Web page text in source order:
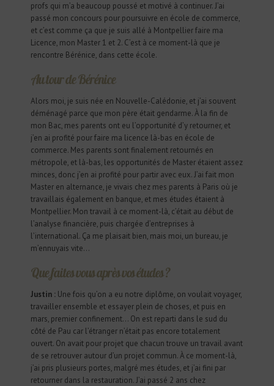
profs qui m’a beaucoup poussé et motivé à continuer. J’ai
passé mon concours pour poursuivre en école de commerce,
et c’est comme ça que je suis allé à Montpellier faire ma
Licence, mon Master 1 et 2. C’est à ce moment-là que je
rencontre Bérénice, dans cette école.
Au tour de Bérénice
Alors moi, je suis née en Nouvelle-Calédonie, et j’ai souvent
déménagé parce que mon père était gendarme. À la fin de
mon Bac, mes parents ont eu l’opportunité d’y retourner, et
j’en ai profité pour faire ma licence là-bas en école de
commerce. Mes parents sont finalement retournés en
métropole, et là-bas, les opportunités de Master étaient assez
minces, donc j’en ai profité pour partir avec eux. J’ai fait mon
Master en alternance, je vivais chez mes parents à Paris où je
travaillais également en banque, et mes études étaient à
Montpellier. Mon travail à ce moment-là, c’était au début de
l’analyse financière, puis chargée d’entreprises à
l’international. Ça me plaisait bien, mais moi, un bureau, je
m’ennuyais vite…
Que faites vous après vos études ?
Justin : Une fois qu’on a eu notre diplôme, on voulait voyager,
travailler ensemble et essayer plein de choses, et puis en
mars, premier confinement… On est reparti dans le sud du
côté de Pau car l’étranger n’était pas encore totalement
ouvert. On avait pour projet que chacun trouve un travail avant
de se retrouver autour d’un projet commun. À ce moment-là,
j’ai pris plusieurs portes, malgré mes études, et j’ai fini par
retourner dans la restauration. J’ai passé 2 ans chez